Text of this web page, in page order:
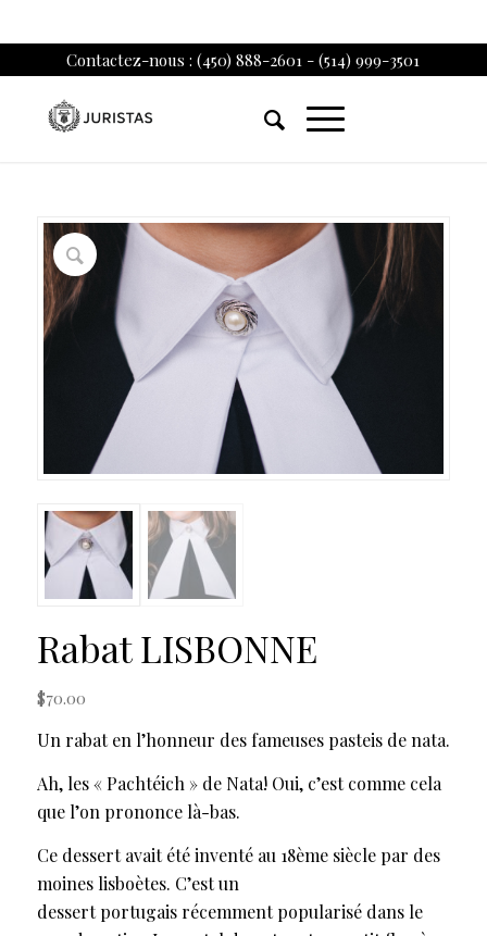
Contactez-nous : (450) 888-2601 - (514) 999-3501
Rabat LISBONNE
$70.00
Un rabat en l’honneur des fameuses pasteis de nata.
Ah, les « Pachtéich » de Nata! Oui, c’est comme cela
que l’on prononce là-bas.
Ce dessert avait été inventé au 18ème siècle par des
moines lisboètes. C’est un
dessert portugais récemment popularisé dans le